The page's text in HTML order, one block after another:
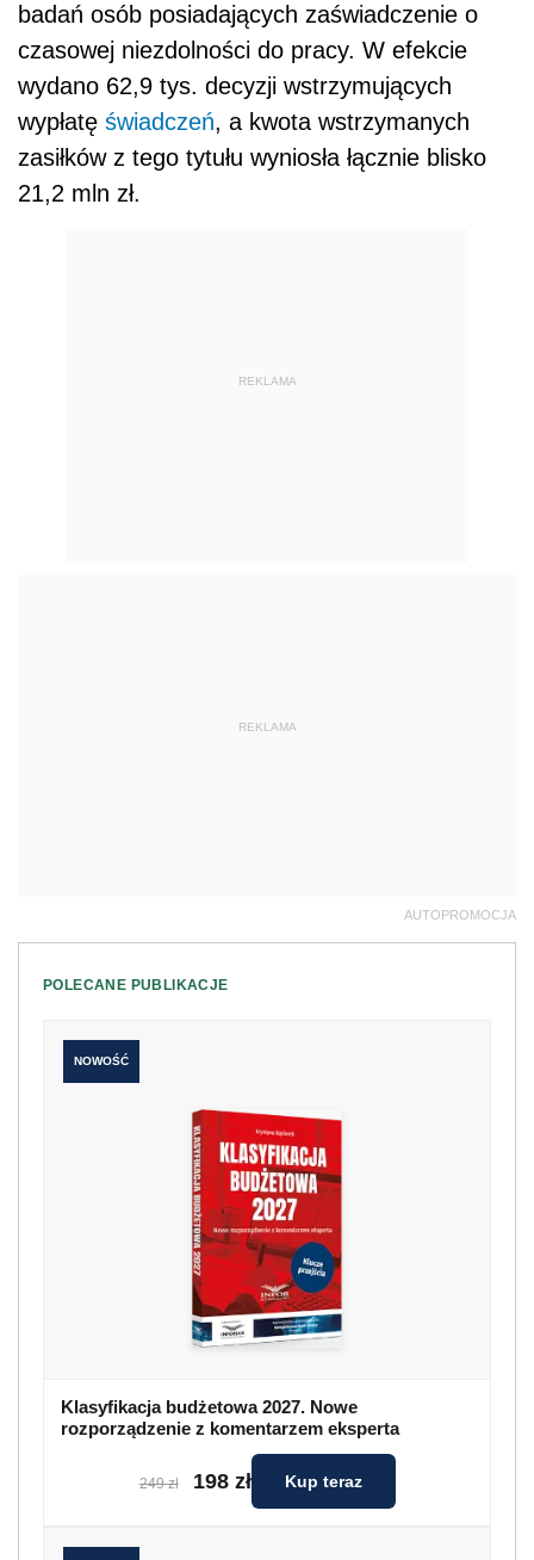
badań osób posiadających zaświadczenie o
czasowej niezdolności do pracy. W efekcie
wydano 62,9 tys. decyzji wstrzymujących
wypłatę świadczeń, a kwota wstrzymanych
zasiłków z tego tytułu wyniosła łącznie blisko
21,2 mln zł.
REKLAMA
REKLAMA
AUTOPROMOCJA
POLECANE PUBLIKACJE
NOWOŚĆ
Klasyfikacja budżetowa 2027. Nowe
rozporządzenie z komentarzem eksperta
249 zł 198 zł Kup teraz